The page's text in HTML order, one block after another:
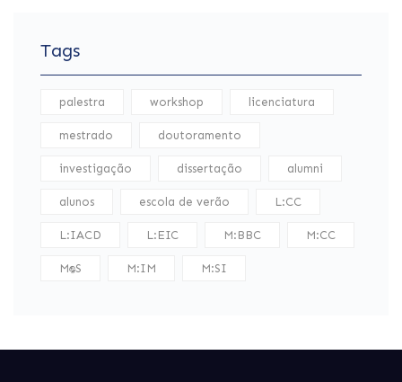
Tags
palestra workshop licenciatura
mestrado doutoramento
investigação dissertação alumni
alunos escola de verão L:CC
L:IACD L:EIC M:BBC M:CC
M:DS M:IM M:SI